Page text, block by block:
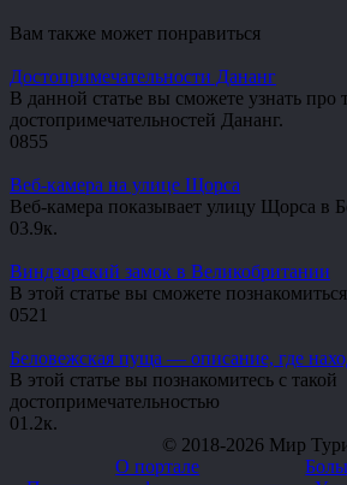
Вам также может понравиться
Достопримечательности Дананг
В данной статье вы сможете узнать про
достопримечательностей Дананг.
0855
Веб-камера на улице Щорса
Веб-камера показывает улицу Щорса в
03.9к.
Виндзорский замок в Великобритании
В этой статье вы сможете
0521
Беловежская пуща — описание, где
В этой статье вы познакомитесь с такой
достопримечательностью
01.2к.
© 2018-2026 Мир
О портале